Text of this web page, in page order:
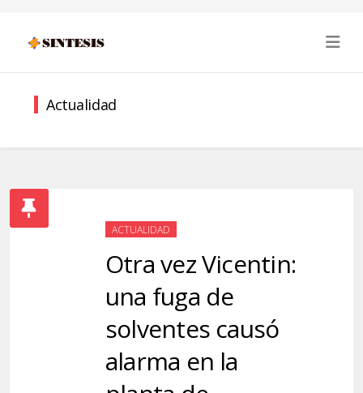
Actualidad
ACTUALIDAD
Otra vez Vicentin:
una fuga de
solventes causó
alarma en la